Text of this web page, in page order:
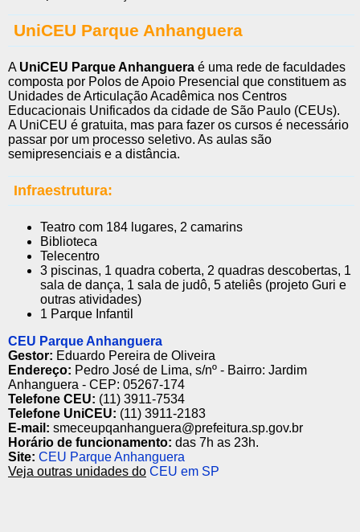
UniCEU Parque Anhanguera
A UniCEU Parque Anhanguera é uma rede de faculdades
composta por Polos de Apoio Presencial que constituem as
Unidades de Articulação Acadêmica nos Centros
Educacionais Unificados da cidade de São Paulo (CEUs).
A UniCEU é gratuita, mas para fazer os cursos é necessário
passar por um processo seletivo. As aulas são
semipresenciais e a distância.
Infraestrutura:
Teatro com 184 lugares, 2 camarins
Biblioteca
Telecentro
3 piscinas, 1 quadra coberta, 2 quadras descobertas, 1
sala de dança, 1 sala de judô, 5 ateliês (projeto Guri e
outras atividades)
1 Parque Infantil
CEU Parque Anhanguera
Gestor: Eduardo Pereira de Oliveira
Endereço: Pedro José de Lima, s/nº - Bairro: Jardim
Anhanguera - CEP: 05267-174
Telefone CEU: (11) 3911-7534
Telefone UniCEU: (11) 3911-2183
E-mail: smeceupqanhanguera@prefeitura.sp.gov.br
Horário de funcionamento: das 7h as 23h.
Site: CEU Parque Anhanguera
Veja outras unidades do CEU em SP